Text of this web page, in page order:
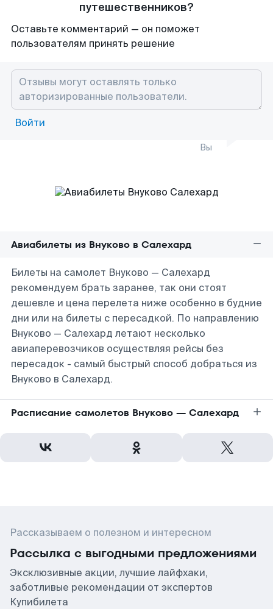
путешественников?
Оставьте комментарий — он поможет
пользователям принять решение
Войти
Вы
Авиабилеты из Внуково в Салехард
Билеты на самолет Внуково — Салехард
рекомендуем брать заранее, так они стоят
дешевле и цена перелета ниже особенно в будние
дни или на билеты с пересадкой. По направлению
Внуково — Салехард летают несколько
авиаперевозчиков осуществляя рейсы без
пересадок - самый быстрый способ добраться из
Внуково в Салехард.
Расписание самолетов Внуково — Салехард
Рассказываем о полезном и интересном
Рассылка с выгодными предложениями
Эксклюзивные акции, лучшие лайфхаки,
заботливые рекомендации от экспертов
Купибилета